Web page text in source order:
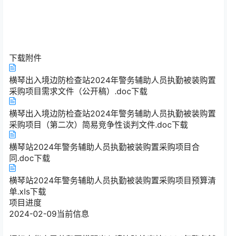
下载附件
横琴出入境边防检查站2024年警务辅助人员执勤被装购置
采购项目需求文件（公开稿）.doc下载
横琴出入境边防检查站2024年警务辅助人员执勤被装购置
采购项目（第二次）简易竞争性谈判文件.doc下载
横琴站2024年警务辅助人员执勤被装购置采购项目合
同.doc下载
横琴站2024年警务辅助人员执勤被装购置采购项目预算清
单.xls下载
项目进度
2024-02-09当前信息